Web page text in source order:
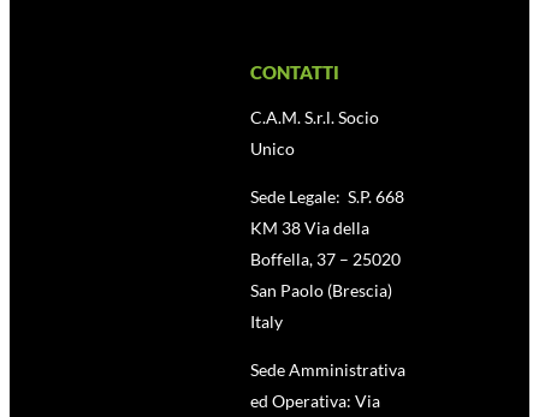
CONTATTI
C.A.M. S.r.l. Socio
Unico
Sede Legale: S.P. 668
KM 38 Via della
Boffella, 37 – 25020
San Paolo (Brescia)
Italy
Sede Amministrativa
ed Operativa: Via